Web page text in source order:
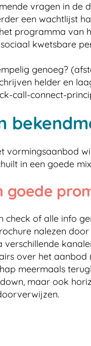
vragen in de
een wachtlijst
programma van
kwetsbare
genoeg?
helder en
call-connect-
vormingsaanbod
in een goede
goede
check of alle info
nalezen door
verschillende
over het
meermaals
maar ook